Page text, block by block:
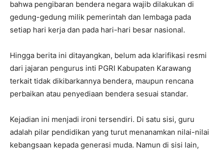
bahwa pengibaran bendera negara wajib dilakukan di
gedung-gedung milik pemerintah dan lembaga pada
setiap hari kerja dan pada hari-hari besar nasional.
Hingga berita ini ditayangkan, belum ada klarifikasi resmi
dari jajaran pengurus inti PGRI Kabupaten Karawang
terkait tidak dikibarkannya bendera, maupun rencana
perbaikan atau penyediaan bendera sesuai standar.
Kejadian ini menjadi ironi tersendiri. Di satu sisi, guru
adalah pilar pendidikan yang turut menanamkan nilai-nilai
kebangsaan kepada generasi muda. Namun di sisi lain,